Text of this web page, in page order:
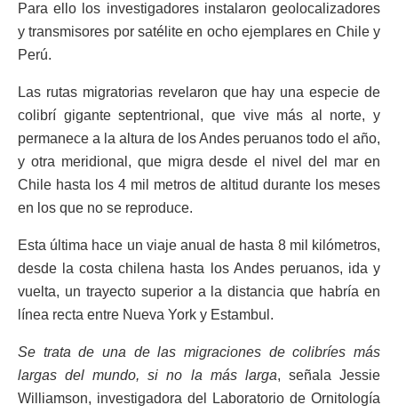
Para ello los investigadores instalaron geolocalizadores
y transmisores por satélite en ocho ejemplares en Chile y
Perú.
Las rutas migratorias revelaron que hay una especie de
colibrí gigante septentrional, que vive más al norte, y
permanece a la altura de los Andes peruanos todo el año,
y otra meridional, que migra desde el nivel del mar en
Chile hasta los 4 mil metros de altitud durante los meses
en los que no se reproduce.
Esta última hace un viaje anual de hasta 8 mil kilómetros,
desde la costa chilena hasta los Andes peruanos, ida y
vuelta, un trayecto superior a la distancia que habría en
línea recta entre Nueva York y Estambul.
Se trata de una de las migraciones de colibríes más
largas del mundo, si no la más larga, señala Jessie
Williamson, investigadora del Laboratorio de Ornitología